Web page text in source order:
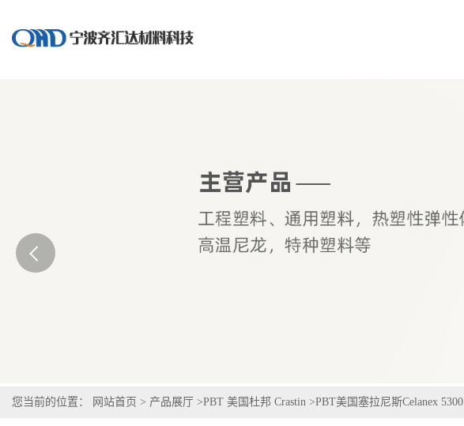
您当前的位置： 网站首页 > 产品展厅 >PBT 美国杜邦 Crastin >PBT美国塞拉尼斯Celanex 5300